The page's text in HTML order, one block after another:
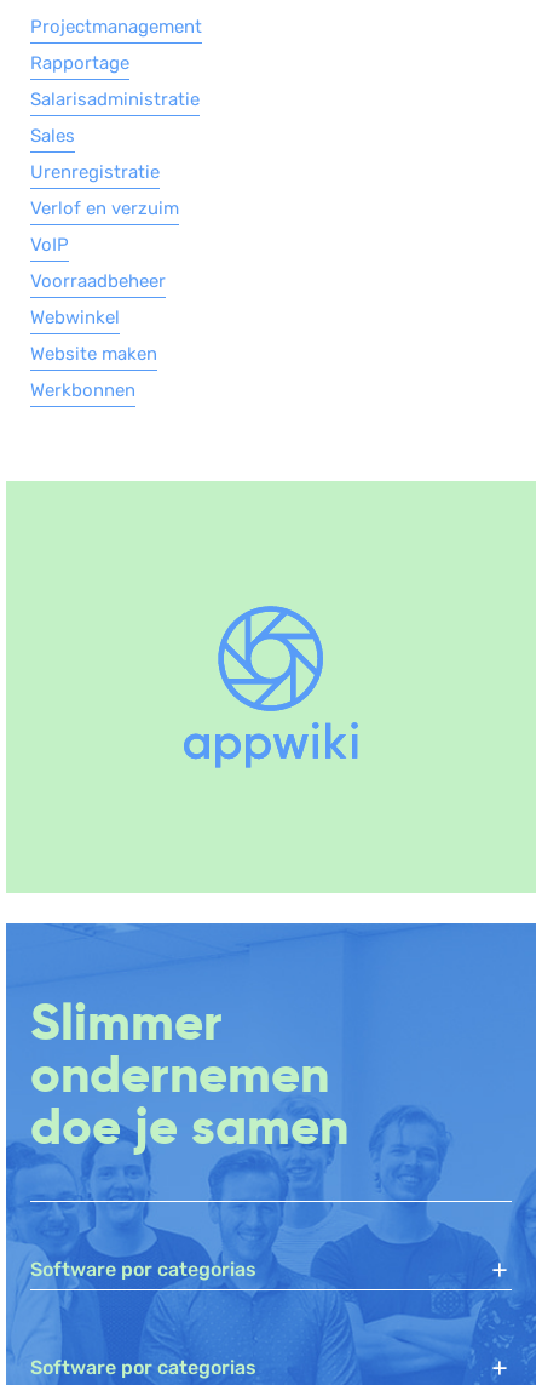
Projectmanagement
Rapportage
Salarisadministratie
Sales
Urenregistratie
Verlof en verzuim
VoIP
Voorraadbeheer
Webwinkel
Website maken
Werkbonnen
Slimmer
ondernemen
doe je samen
Software por categorias
Software por categorias